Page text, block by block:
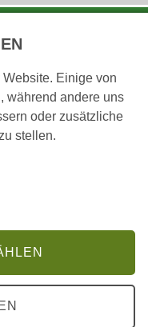
in
Einige von
während andere uns
oder zusätzliche
stellen.